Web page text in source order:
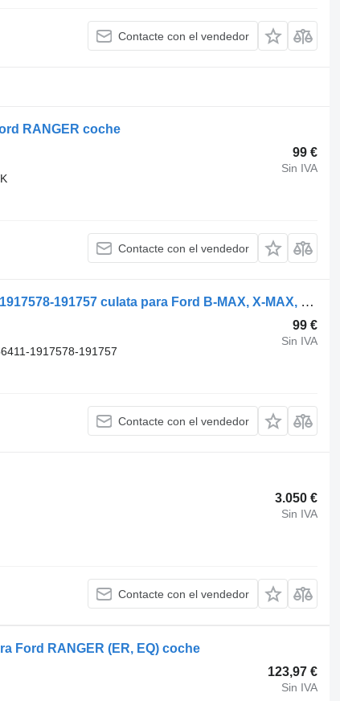
Contacte con el vendedor
RANGER coche
99 €
Sin IVA
Contacte con el vendedor
M2DA CM5G6C032DB-1857524-1856411-1917578-191757 culata para Ford B-MAX, X-MAX, FOCUS, FIESTA, ECOBOOST, TOURNEO, TRANSIT coche
99 €
Sin IVA
1917578-191757
Contacte con el vendedor
3.050 €
Sin IVA
Contacte con el vendedor
Ford RANGER (ER, EQ) coche
123,97 €
Sin IVA